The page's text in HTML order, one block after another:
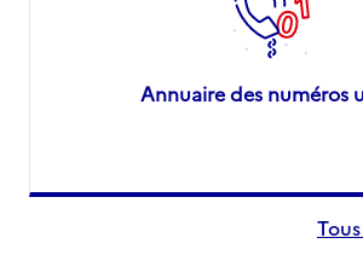
Annuaire des numéros